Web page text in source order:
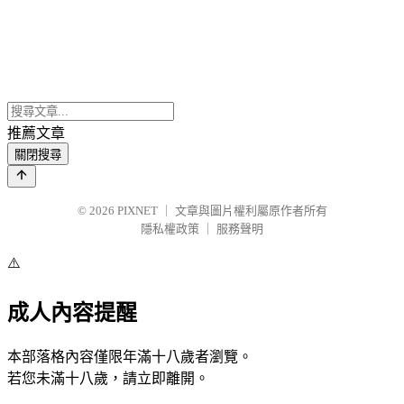
推薦文章
關閉搜尋
© 2026 PIXNET
文章與圖片權利屬原作者所有
隱私權政策
服務聲明
⚠️
成人內容提醒
本部落格內容僅限年滿十八歲者瀏覽。
若您未滿十八歲，請立即離開。